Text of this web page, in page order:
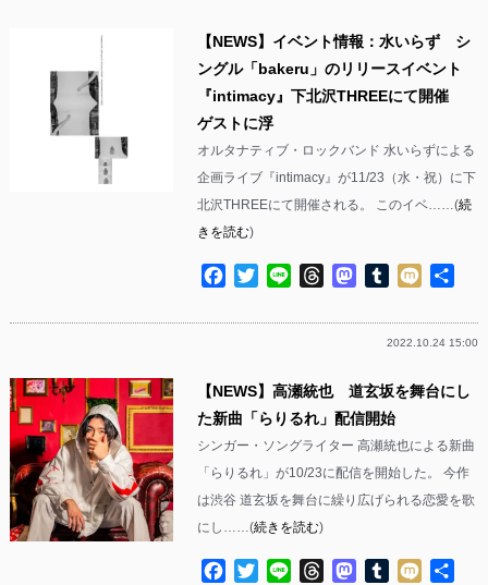
【NEWS】イベント情報：水いらず シ
ングル「bakeru」のリリースイベント
『intimacy』下北沢THREEにて開催
ゲストに浮
オルタナティブ・ロックバンド 水いらずによる
企画ライブ『intimacy』が11/23（水・祝）に下
北沢THREEにて開催される。 このイベ……(続
きを読む)
Facebook
TwitterLine ThreadsMastodon
Tumblr
Mixi
2022.10.24 15:00
【NEWS】高瀬統也 道玄坂を舞台にし
た新曲「らりるれ」配信開始
シンガー・ソングライター 高瀬統也による新曲
「らりるれ」が10/23に配信を開始した。 今作
は渋谷 道玄坂を舞台に繰り広げられる恋愛を歌
にし……(続きを読む)
Facebook
TwitterLine ThreadsMastodon
Tumblr
Mixi